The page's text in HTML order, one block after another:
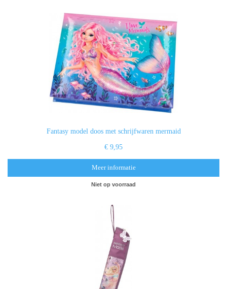
Fantasy model doos met schrijfwaren mermaid
€ 9,95
Meer informatie
Niet op voorraad